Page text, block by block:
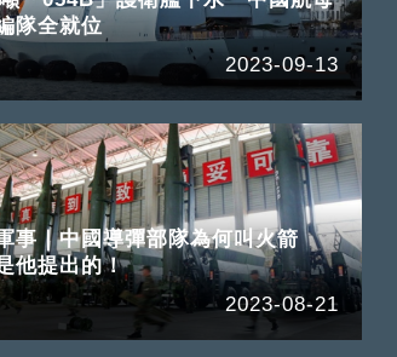
隊全就位
2023-09-13
事｜中國導彈部隊為何叫火箭
他提出的！
2023-08-21